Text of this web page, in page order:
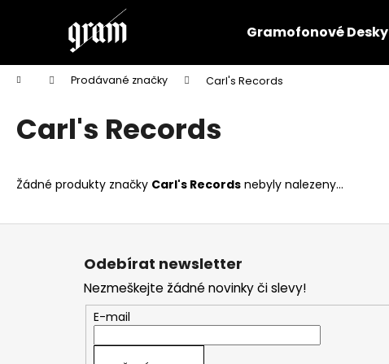
Gramofonové Desky
Domů Prodávané značky Carl's Records
Carl's Records
Žádné produkty značky Carl's Records nebyly nalezeny...
í
Zpět
do
obchodu
Zpět
do
obchodu
Z
Odebírat newsletter
Nezmeškejte žádné novinky či slevy!
E-mail